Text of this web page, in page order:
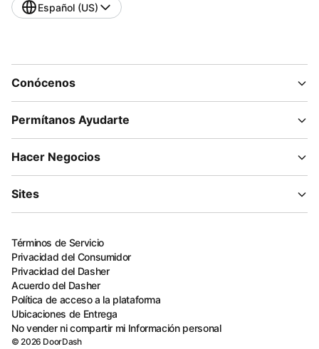
Español (US)
Conócenos
Permítanos Ayudarte
Hacer Negocios
Sites
Términos de Servicio
Privacidad del Consumidor
Privacidad del Dasher
Acuerdo del Dasher
Política de acceso a la plataforma
Ubicaciones de Entrega
No vender ni compartir mi Información personal
©2026 DoorDash